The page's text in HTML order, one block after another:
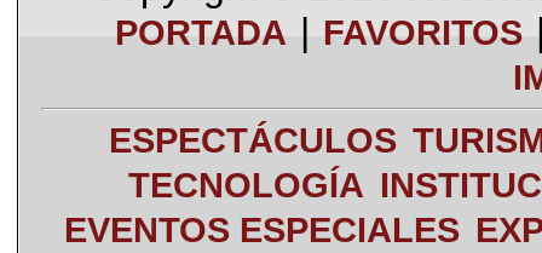
PORTADA | FAVORITOS
ESPECTÁCULOS
TECNOLOGÍA
EVENTOS ESPECIALES